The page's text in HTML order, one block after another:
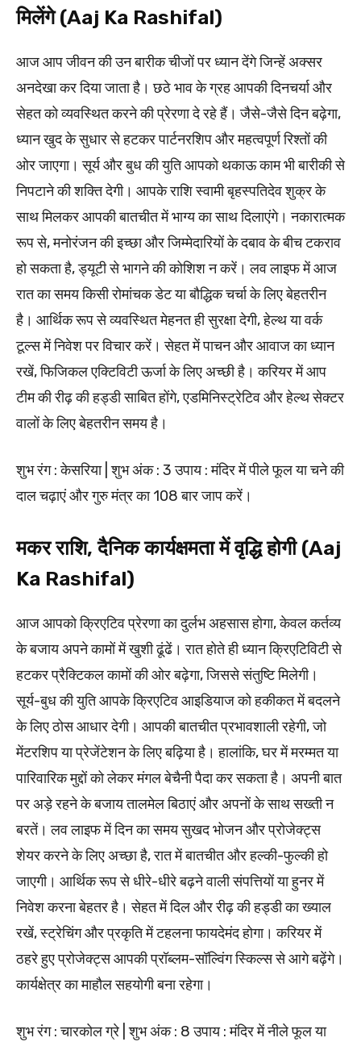
मिलेंगे (Aaj Ka Rashifal)
आज आप जीवन की उन बारीक चीजों पर ध्यान देंगे जिन्हें अक्सर
अनदेखा कर दिया जाता है। छठे भाव के ग्रह आपकी दिनचर्या और
सेहत को व्यवस्थित करने की प्रेरणा दे रहे हैं। जैसे-जैसे दिन बढ़ेगा,
ध्यान खुद के सुधार से हटकर पार्टनरशिप और महत्वपूर्ण रिश्तों की
ओर जाएगा। सूर्य और बुध की युति आपको थकाऊ काम भी बारीकी से
निपटाने की शक्ति देगी। आपके राशि स्वामी बृहस्पतिदेव शुक्र के
साथ मिलकर आपकी बातचीत में भाग्य का साथ दिलाएंगे। नकारात्मक
रूप से, मनोरंजन की इच्छा और जिम्मेदारियों के दबाव के बीच टकराव
हो सकता है, ड्यूटी से भागने की कोशिश न करें। लव लाइफ में आज
रात का समय किसी रोमांचक डेट या बौद्धिक चर्चा के लिए बेहतरीन
है। आर्थिक रूप से व्यवस्थित मेहनत ही सुरक्षा देगी, हेल्थ या वर्क
टूल्स में निवेश पर विचार करें। सेहत में पाचन और आवाज का ध्यान
रखें, फिजिकल एक्टिविटी ऊर्जा के लिए अच्छी है। करियर में आप
टीम की रीढ़ की हड्डी साबित होंगे, एडमिनिस्ट्रेटिव और हेल्थ सेक्टर
वालों के लिए बेहतरीन समय है।
शुभ रंग : केसरिया | शुभ अंक : 3 उपाय : मंदिर में पीले फूल या चने की
दाल चढ़ाएं और गुरु मंत्र का 108 बार जाप करें।
मकर राशि, दैनिक कार्यक्षमता में वृद्धि होगी (Aaj
Ka Rashifal)
आज आपको क्रिएटिव प्रेरणा का दुर्लभ अहसास होगा, केवल कर्तव्य
के बजाय अपने कामों में खुशी ढूंढें। रात होते ही ध्यान क्रिएटिविटी से
हटकर प्रैक्टिकल कामों की ओर बढ़ेगा, जिससे संतुष्टि मिलेगी।
सूर्य-बुध की युति आपके क्रिएटिव आइडियाज को हकीकत में बदलने
के लिए ठोस आधार देगी। आपकी बातचीत प्रभावशाली रहेगी, जो
मेंटरशिप या प्रेजेंटेशन के लिए बढ़िया है। हालांकि, घर में मरम्मत या
पारिवारिक मुद्दों को लेकर मंगल बेचैनी पैदा कर सकता है। अपनी बात
पर अड़े रहने के बजाय तालमेल बिठाएं और अपनों के साथ सख्ती न
बरतें। लव लाइफ में दिन का समय सुखद भोजन और प्रोजेक्ट्स
शेयर करने के लिए अच्छा है, रात में बातचीत और हल्की-फुल्की हो
जाएगी। आर्थिक रूप से धीरे-धीरे बढ़ने वाली संपत्तियों या हुनर में
निवेश करना बेहतर है। सेहत में दिल और रीढ़ की हड्डी का ख्याल
रखें, स्ट्रेचिंग और प्रकृति में टहलना फायदेमंद होगा। करियर में
ठहरे हुए प्रोजेक्ट्स आपकी प्रॉब्लम-सॉल्विंग स्किल्स से आगे बढ़ेंगे।
कार्यक्षेत्र का माहौल सहयोगी बना रहेगा।
शुभ रंग : चारकोल ग्रे | शुभ अंक : 8 उपाय : मंदिर में नीले फूल या